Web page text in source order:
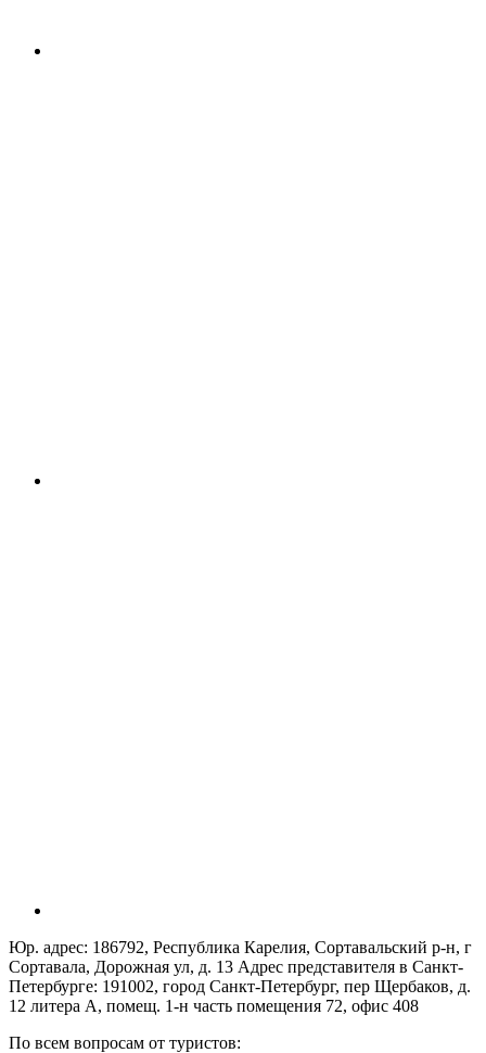
Юр. адрес: 186792, Республика Карелия, Сортавальский р-н, г
Сортавала, Дорожная ул, д. 13 Адрес представителя в Санкт-
Петербурге: 191002, город Санкт-Петербург, пер Щербаков, д.
12 литера А, помещ. 1-н часть помещения 72, офис 408
По всем вопросам от туристов: